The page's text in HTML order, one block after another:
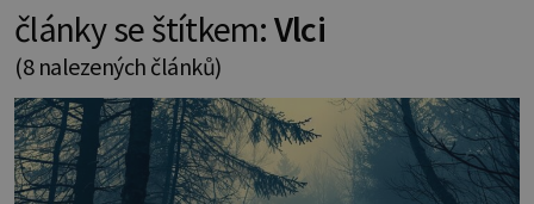
články se štítkem:Vlci
(8 nalezených článků)